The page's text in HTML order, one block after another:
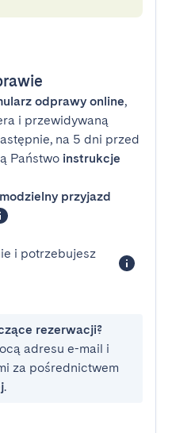
odprawy online,
i przewidywaną
na 5 dni przed
Państwo instrukcje
przyjazd
i potrzebujesz
rezerwacji?
adresu e-mail i
za pośrednictwem
.